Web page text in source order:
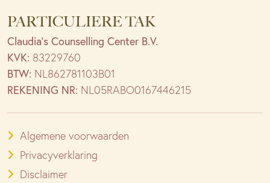
PARTICULIERE TAK
Claudia’s Counselling Center B.V.
KVK: 83229760
BTW: NL862781103B01
REKENING NR: NL05RABO0167446215
Algemene voorwaarden
Privacyverklaring
Disclaimer